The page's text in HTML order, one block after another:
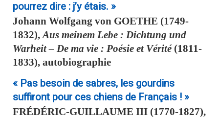
pourrez dire : j’y étais. »
Johann Wolfgang von GOETHE (1749-
1832),Aus meinem Lebe : Dichtung und
Warheit – De ma vie : Poésie et Vérité(1811-
1833), autobiographie
« Pas besoin de sabres, les gourdins
suffiront pour ces chiens de Français ! »
FRÉDÉRIC-GUILLAUME III (1770-1827),